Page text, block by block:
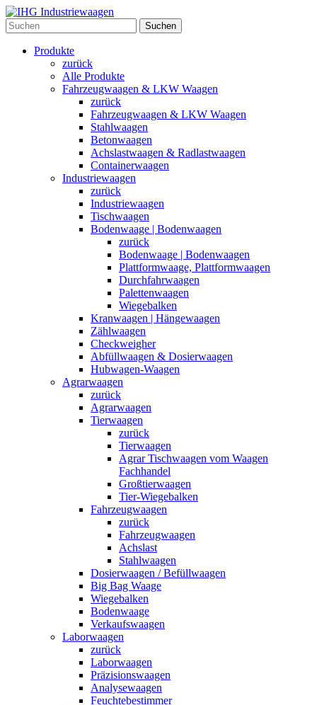
Suchen
Produkte
zurück
Alle Produkte
Fahrzeugwaagen & LKW Waagen
zurück
Fahrzeugwaagen & LKW Waagen
Stahlwaagen
Betonwaagen
Achslastwaagen & Radlastwaagen
Containerwaagen
Industriewaagen
zurück
Industriewaagen
Tischwaagen
Bodenwaage | Bodenwaagen
zurück
Bodenwaage | Bodenwaagen
Plattformwaage, Plattformwaagen
Durchfahrwaagen
Palettenwaagen
Wiegebalken
Kranwaagen | Hängewaagen
Zählwaagen
Checkweigher
Abfüllwaagen & Dosierwaagen
Hubwagen-Waagen
Agrarwaagen
zurück
Agrarwaagen
Tierwaagen
zurück
Tierwaagen
Agrar Tischwaagen vom Waagen
Fachhandel
Großtierwaagen
Tier-Wiegebalken
Fahrzeugwaagen
zurück
Fahrzeugwaagen
Achslast
Stahlwaagen
Dosierwaagen / Befüllwaagen
Big Bag Waage
Wiegebalken
Bodenwaage
Verkaufswaagen
Laborwaagen
zurück
Laborwaagen
Präzisionswaagen
Analysewaagen
Feuchtebestimmer